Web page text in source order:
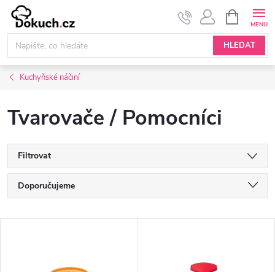
Přejít
obsah
HLEDAT
NÁKUPNÍ
KOŠÍK
Kuchyňské náčiní
Tvarovače / Pomocníci
Filtrovat
Ř
a
Doporučujeme